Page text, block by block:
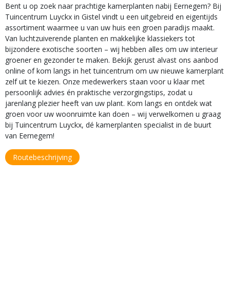
Bent u op zoek naar prachtige kamerplanten nabij Eernegem? Bij
Tuincentrum Luyckx in Gistel vindt u een uitgebreid en eigentijds
assortiment waarmee u van uw huis een groen paradijs maakt.
Van luchtzuiverende planten en makkelijke klassiekers tot
bijzondere exotische soorten – wij hebben alles om uw interieur
groener en gezonder te maken. Bekijk gerust alvast ons aanbod
online of kom langs in het tuincentrum om uw nieuwe kamerplant
zelf uit te kiezen. Onze medewerkers staan voor u klaar met
persoonlijk advies én praktische verzorgingstips, zodat u
jarenlang plezier heeft van uw plant. Kom langs en ontdek wat
groen voor uw woonruimte kan doen – wij verwelkomen u graag
bij Tuincentrum Luyckx, dé kamerplanten specialist in de buurt
van Eernegem!
Routebeschrijving